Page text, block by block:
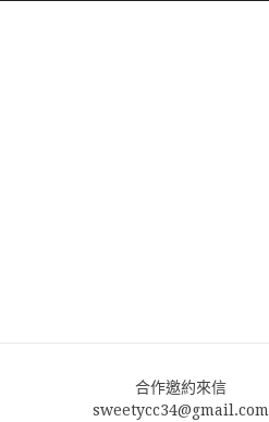
合作邀約來信
sweetycc34@gmail.com